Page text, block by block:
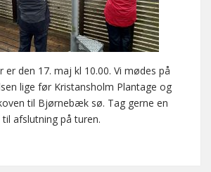
den 17. maj kl 10.00. Vi mødes på
lige før Kristansholm Plantage og
til Bjørnebæk sø. Tag gerne en
afslutning på turen.